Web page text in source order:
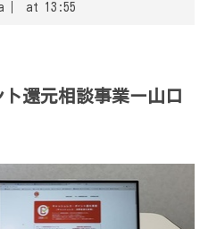
at 13:55
還元相談事業ー山口